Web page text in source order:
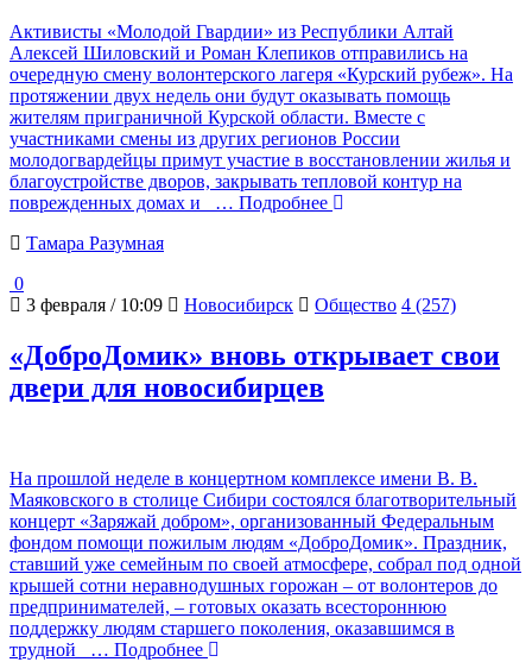
Активисты «Молодой Гвардии» из Республики Алтай
Алексей Шиловский и Роман Клепиков отправились на
очередную смену волонтерского лагеря «Курский рубеж». На
протяжении двух недель они будут оказывать помощь
жителям приграничной Курской области. Вместе с
участниками смены из других регионов России
молодогвардейцы примут участие в восстановлении жилья и
благоустройстве дворов, закрывать тепловой контур на
поврежденных домах и
… Подробнее
Тамара Разумная
0
3 февраля / 10:09
Новосибирск Общество 4 (257)
«ДоброДомик» вновь открывает свои
двери для новосибирцев
На прошлой неделе в концертном комплексе имени В. В.
Маяковского в столице Сибири состоялся благотворительный
концерт «Заряжай добром», организованный Федеральным
фондом помощи пожилым людям «ДоброДомик». Праздник,
ставший уже семейным по своей атмосфере, собрал под одной
крышей сотни неравнодушных горожан – от волонтеров до
предпринимателей, – готовых оказать всестороннюю
поддержку людям старшего поколения, оказавшимся в
трудной
… Подробнее